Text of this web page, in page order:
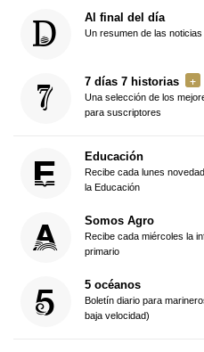
Al final del día
Un resumen de las
7 días 7 historias
Una selección de los
para suscriptores
Educación
Recibe cada lunes
la Educación
Somos Agro
Recibe cada miércoles la
primario
5 océanos
Boletín diario para
baja velocidad)